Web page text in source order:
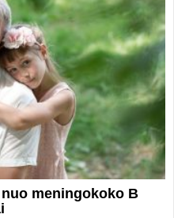
meningokoko B